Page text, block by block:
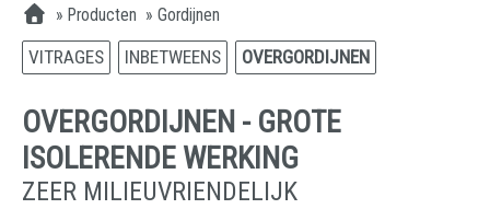
» Producten »Gordijnen
VITRAGES INBETWEENS OVERGORDIJNEN
OVERGORDIJNEN - GROTE
ISOLERENDE WERKING
ZEER MILIEUVRIENDELIJK